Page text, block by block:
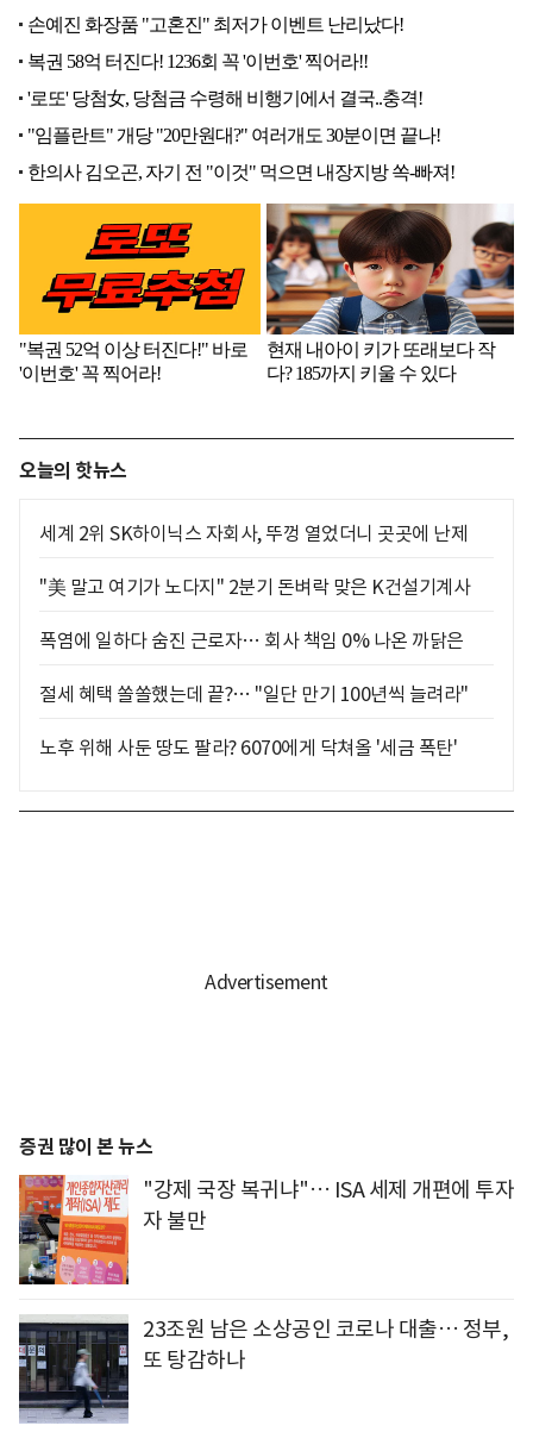
오늘의 핫뉴스
세계 2위 SK하이닉스 자회사, 뚜껑 열었더니 곳곳에 난제
"美 말고 여기가 노다지" 2분기 돈벼락 맞은 K건설기계사
폭염에 일하다 숨진 근로자… 회사 책임 0% 나온 까닭은
절세 혜택 쏠쏠했는데 끝?… "일단 만기 100년씩 늘려라"
노후 위해 사둔 땅도 팔라? 6070에게 닥쳐올 '세금 폭탄'
증권 많이 본 뉴스
"강제 국장 복귀냐"… ISA 세제 개편에 투자
자 불만
23조원 남은 소상공인 코로나 대출… 정부,
또 탕감하나